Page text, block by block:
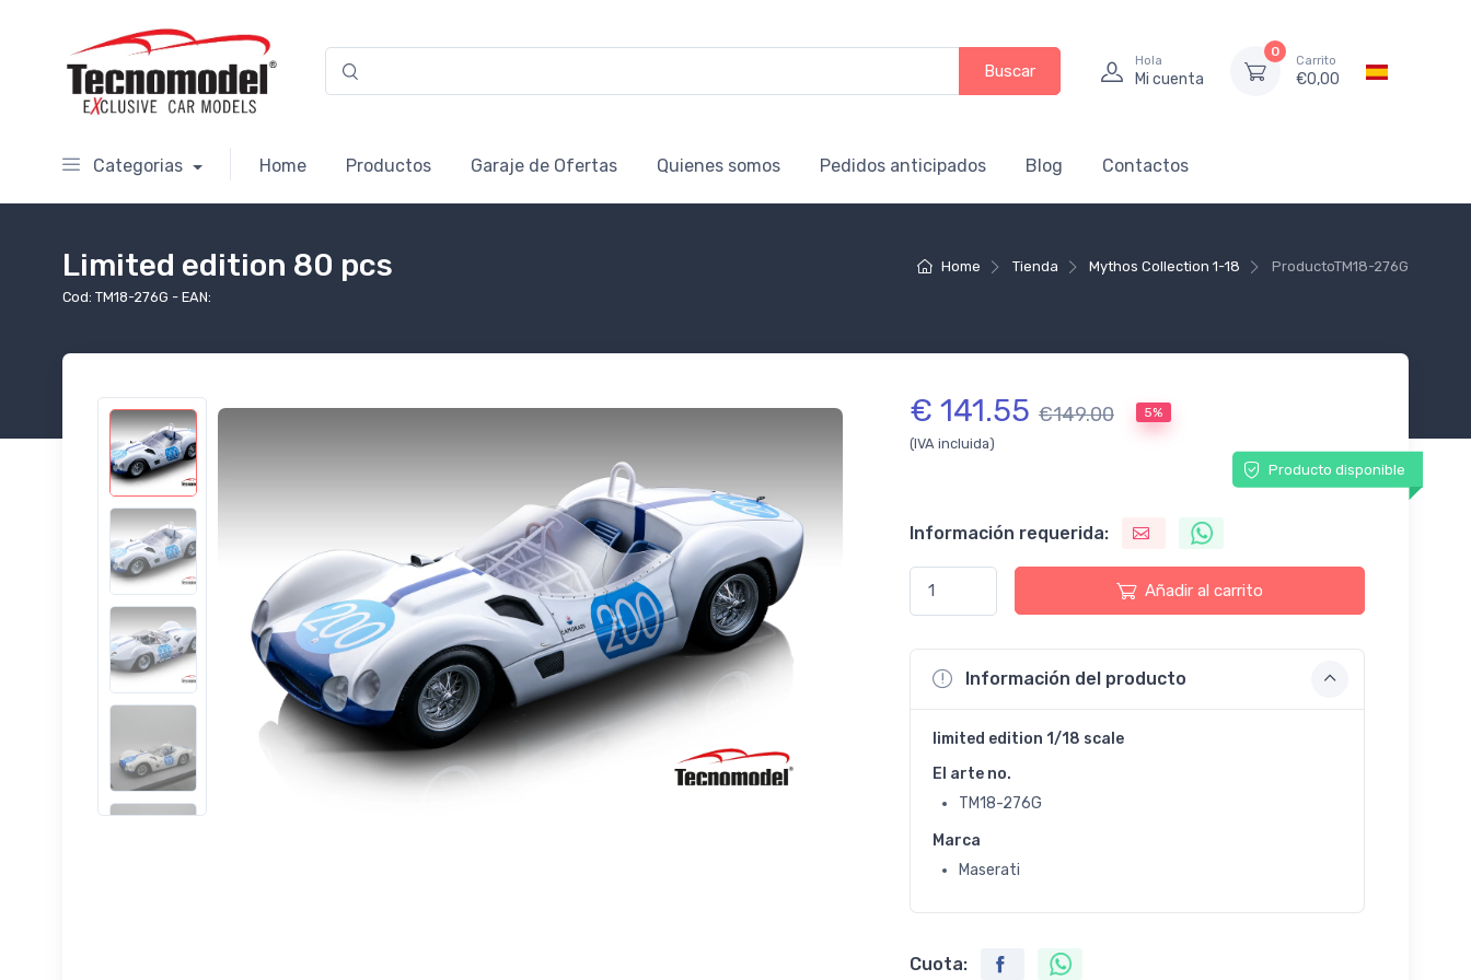
Buscar
Hola
Mi cuenta
0
Carrito
€0,00
Categorias Home Productos Garaje de Ofertas Quienes somos Pedidos anticipados Blog Contactos
Home Tienda Mythos Collection 1-18 ProductoTM18-276G
Limited edition 80 pcs
Cod: TM18-276G - EAN:
€ 141.55 €149.00 5%
(IVA incluida)
Producto disponible
Información requerida:
Añadir al carrito
Información del producto
limited edition 1/18 scale
El arte no.
TM18-276G
Marca
Maserati
Cuota: